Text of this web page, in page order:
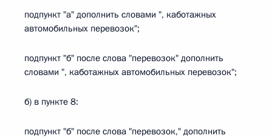
подпункт "а" дополнить словами ", каботажных
автомобильных перевозок";
подпункт "б" после слова "перевозок" дополнить
словами ", каботажных автомобильных перевозок";
б) в пункте 8:
подпункт "б" после слова "перевозок," дополнить